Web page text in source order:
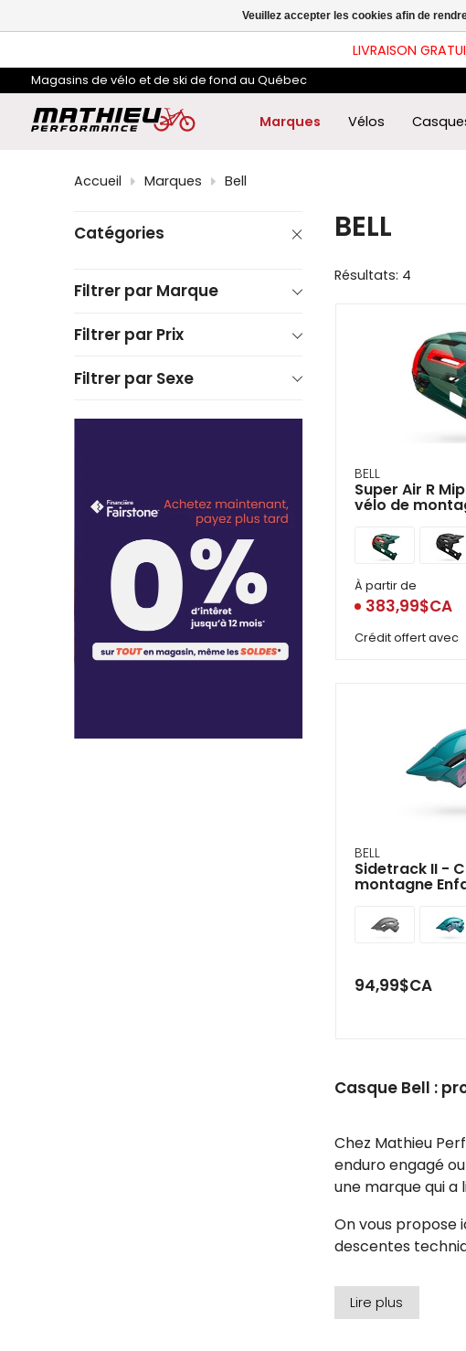
flèches
et
bas
pour
accéder
résultat
de
utilisateurs
d'appareils
tactiles
peuvent
tels
que
toucher
et
glisser.
LIVRAISON
Magasins de vélo et de ski de fond au Québec
Marques Vélos
Accueil Marques Bell
Catégories
Filtrer par Marque
Filtrer par Prix
Filtrer par Sexe
BELL
Résultats: 4
BELL
Super Air R
vélo de
À partir de
383,99$CA
Crédit offert avec
BELL
Sidetrack II -
montagne
94,99$CA
Casque Bell :
Chez Mathieu
enduro engagé
une marque qui a
On vous propose
descentes
Une marque
Lire plus
Veuillez accepter les cookies afin de